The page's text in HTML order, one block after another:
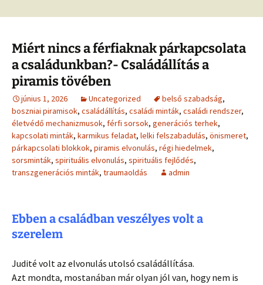
Miért nincs a férfiaknak párkapcsolata
a családunkban?- Családállítás a
piramis tövében
június 1, 2026 Uncategorized belső szabadság,
boszniai piramisok, családállítás, családi minták, családi rendszer,
életvédő mechanizmusok, férfi sorsok, generációs terhek,
kapcsolati minták, karmikus feladat, lelki felszabadulás, önismeret,
párkapcsolati blokkok, piramis elvonulás, régi hiedelmek,
sorsminták, spirituális elvonulás, spirituális fejlődés,
transzgenerációs minták, traumaoldás admin
Ebben a családban veszélyes volt a
szerelem
Judité volt az elvonulás utolsó családállítása.
Azt mondta, mostanában már olyan jól van, hogy nem is